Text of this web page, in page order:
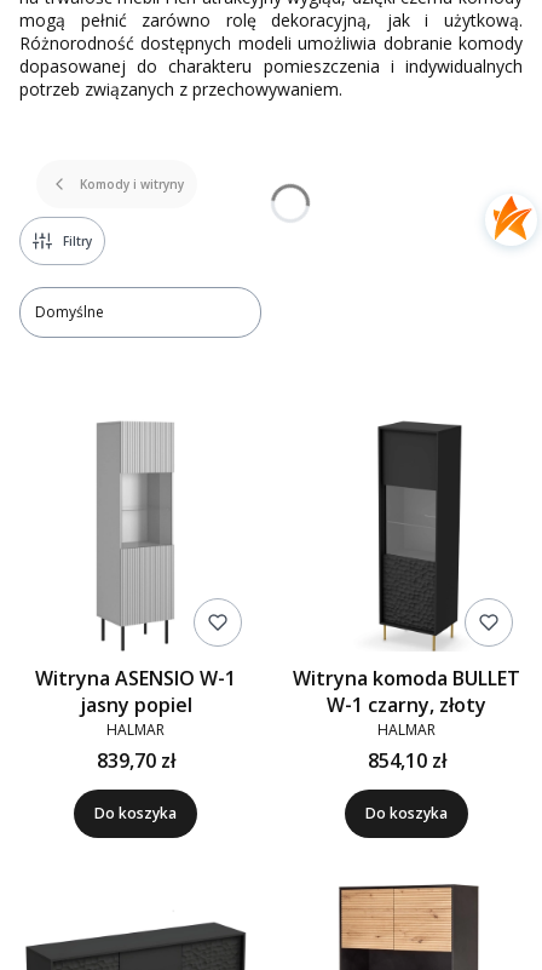
mogą pełnić zarówno rolę dekoracyjną, jak i użytkową.
Różnorodność dostępnych modeli umożliwia dobranie komody
dopasowanej do charakteru pomieszczenia i indywidualnych
potrzeb związanych z przechowywaniem.
Komody i witryny
Filtry
Domyślne
Witryna ASENSIO W-1
jasny popiel
HALMAR
839,70 zł
Do koszyka
Witryna komoda BULLET
W-1 czarny, złoty
HALMAR
854,10 zł
Do koszyka